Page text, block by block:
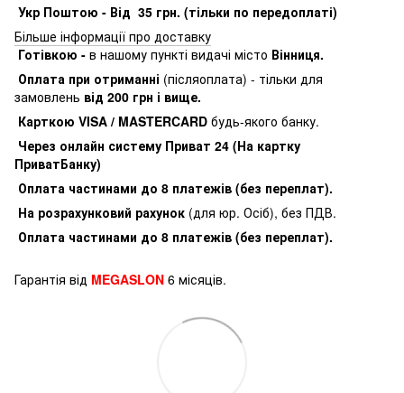
Укр Поштою - Від 35 грн. (тільки по передоплаті)
Більше інформації про доставку
Готівкою - в нашому пункті видачі місто Вінниця.
Оплата при отриманні (післяоплата) - тільки для
замовлень від 200 грн і вище.
Карткою VISA / MASTERCARD будь-якого банку.
Через онлайн систему Приват 24 (На картку
ПриватБанку)
Оплата частинами до 8 платежів (без переплат).
На розрахунковий рахунок (для юр. Осіб), без ПДВ.
Оплата частинами до 8 платежів (без переплат).
Гарантія від MEGASLON 6 місяців.